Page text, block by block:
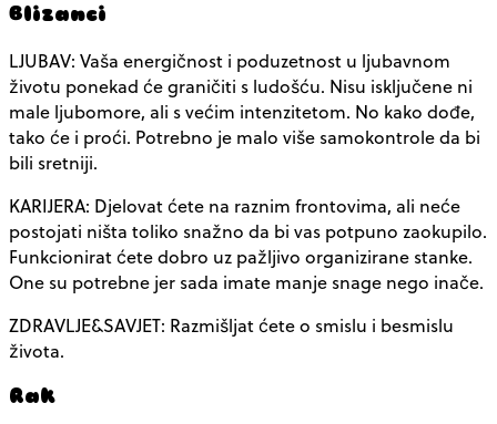
Blizanci
LJUBAV: Vaša energičnost i poduzetnost u ljubavnom
životu ponekad će graničiti s ludošću. Nisu isključene ni
male ljubomore, ali s većim intenzitetom. No kako dođe,
tako će i proći. Potrebno je malo više samokontrole da bi
bili sretniji.
KARIJERA: Djelovat ćete na raznim frontovima, ali neće
postojati ništa toliko snažno da bi vas potpuno zaokupilo.
Funkcionirat ćete dobro uz pažljivo organizirane stanke.
One su potrebne jer sada imate manje snage nego inače.
ZDRAVLJE&SAVJET: Razmišljat ćete o smislu i besmislu
života.
Rak